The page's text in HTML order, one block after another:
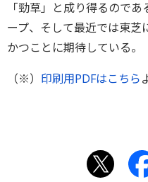
「勁草」と成り得るので
ープ、そして最近では東
かつことに期待している。
（※） 印刷用PDFはこちら